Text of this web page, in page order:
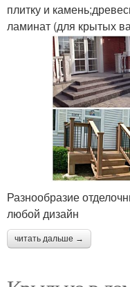
плитку и
ламинат (для крытых
Разнообразие
любой дизайн
читать дальше →